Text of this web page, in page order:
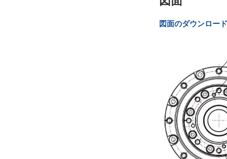
図面のダウンロード